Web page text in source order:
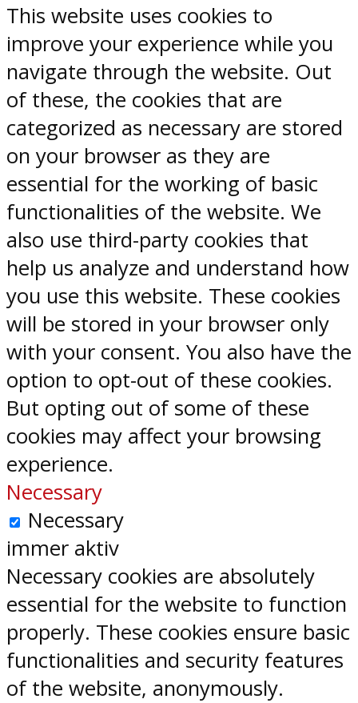
This website uses cookies to
improve your experience while you
navigate through the website. Out
of these, the cookies that are
categorized as necessary are stored
on your browser as they are
essential for the working of basic
functionalities of the website. We
also use third-party cookies that
help us analyze and understand how
you use this website. These cookies
will be stored in your browser only
with your consent. You also have the
option to opt-out of these cookies.
But opting out of some of these
cookies may affect your browsing
experience.
Necessary
Necessary
immer aktiv
Necessary cookies are absolutely
essential for the website to function
properly. These cookies ensure basic
functionalities and security features
of the website, anonymously.